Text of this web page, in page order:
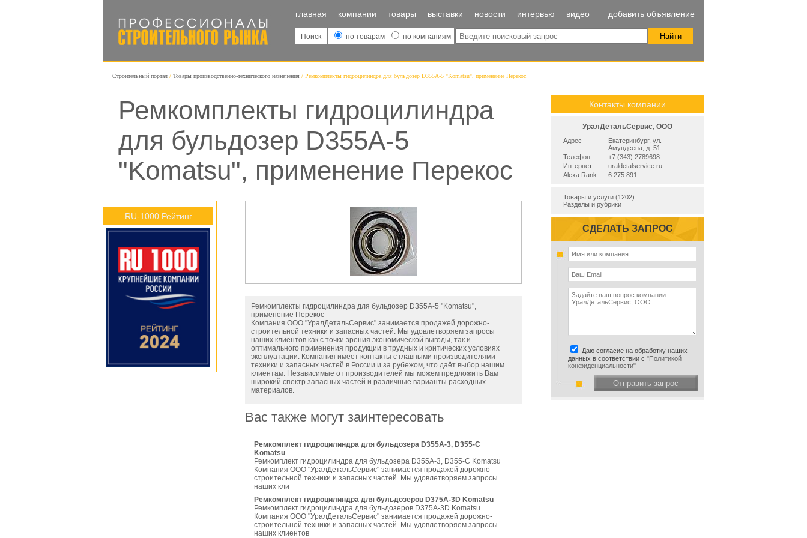
главная компании товары выставки новости интервью видео добавить объявление
Поиск по товарам по компаниям
Строительный портал Товары производственно-технического назначения Ремкомплекты гидроцилиндра для бульдозер D355A-5 "Komatsu", применение Перекос
Ремкомплекты гидроцилиндра
для бульдозер D355A-5
"Komatsu", применение Перекос
RU-1000 Рейтинг
Ремкомплекты гидроцилиндра для бульдозер D355A-5 "Komatsu",
применение Перекос
Компания ООО "УралДетальСервис" занимается продажей дорожно-
строительной техники и запасных частей. Мы удовлетворяем запросы
наших клиентов как с точки зрения экономической выгоды, так и
оптимального применения продукции в трудных и критических условиях
эксплуатации. Компания имеет контакты с главными производителями
техники и запасных частей в России и за рубежом, что даёт выбор нашим
клиентам. Независимые от производителей мы можем предложить Вам
широкий спектр запасных частей и различные варианты расходных
материалов.
Вас также могут заинтересовать
Ремкомплект гидроцилиндра для бульдозера D355A-3, D355-C
Komatsu
Ремкомплект гидроцилиндра для бульдозера D355A-3, D355-C Komatsu
Компания ООО "УралДетальСервис" занимается продажей дорожно-
строительной техники и запасных частей. Мы удовлетворяем запросы
наших кли
Ремкомплект гидроцилиндра для бульдозеров D375A-3D Komatsu
Ремкомплект гидроцилиндра для бульдозеров D375A-3D Komatsu
Компания ООО "УралДетальСервис" занимается продажей дорожно-
строительной техники и запасных частей. Мы удовлетворяем запросы
наших клиентов
Контакты компании
УралДетальСервис, ООО
Адрес
Екатеринбург, ул.
Амундсена, д. 51
Телефон
+7 (343) 2789698
Интернет
uraldetalservice.ru
Alexa Rank
6 275 891
Товары и услуги (1202)
Разделы и рубрики
СДЕЛАТЬ ЗАПРОС
Даю согласие на обработку наших
данных в соответствии с "Политикой
конфиденциальности"
Отправить запрос